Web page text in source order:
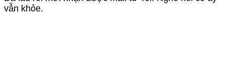
vẫn khỏe.